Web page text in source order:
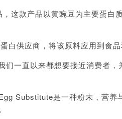
这款产品以黄豌豆为主要蛋白
供应商，将该原料应用到食品
一直以来都想要接近消费者，
Substitute是一种粉末，营养